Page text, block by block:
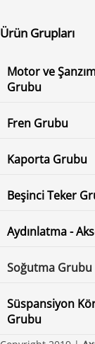
Ürün Grupları
Motor ve
Grubu
Fren Grubu
Kaporta Grubu
Beşinci Teker
Aydınlatma -
Soğutma Grubu
Süspansiyon
Grubu